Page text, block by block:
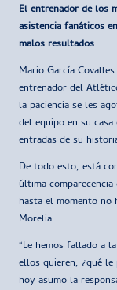
El entrenador de los
asistencia fanáticos
malos resultados
Mario García
entrenador del
la paciencia se les
del equipo en su
entradas de su
De todo esto, está
última
hasta el momento
Morelia.
“Le hemos fallado a
ellos quieren, ¿qué
hoy asumo la